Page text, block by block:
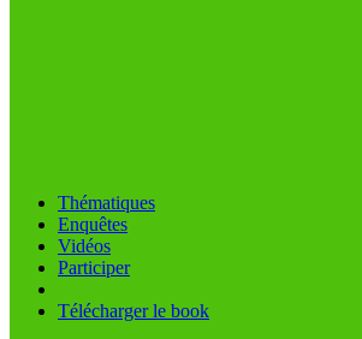
Thématiques
Enquêtes
Vidéos
Participer
Télécharger le book